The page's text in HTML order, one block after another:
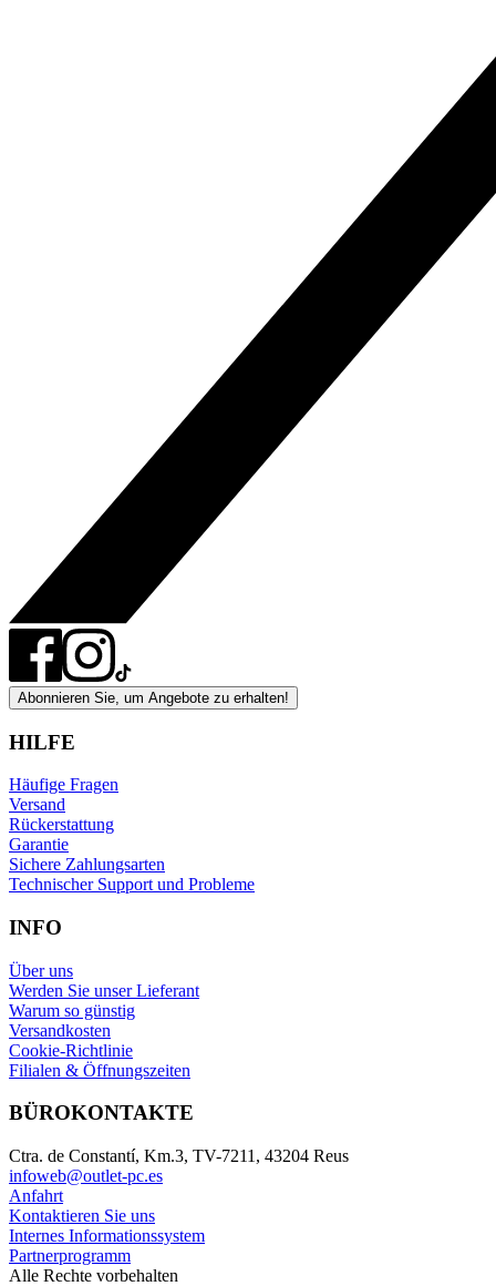
Abonnieren Sie, um Angebote zu erhalten!
HILFE
Häufige Fragen
Versand
Rückerstattung
Garantie
Sichere Zahlungsarten
Technischer Support und Probleme
INFO
Über uns
Werden Sie unser Lieferant
Warum so günstig
Versandkosten
Cookie-Richtlinie
Filialen & Öffnungszeiten
BÜROKONTAKTE
Ctra. de Constantí, Km.3, TV-7211, 43204 Reus
infoweb@outlet-pc.es
Anfahrt
Kontaktieren Sie uns
Internes Informationssystem
Partnerprogramm
Alle Rechte vorbehalten